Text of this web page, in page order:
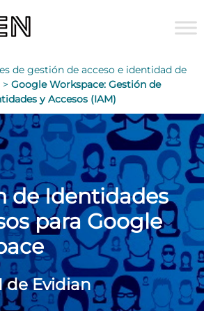
de gestión de acceso e identidad de
Google Workspace: Gestión de
y Accesos (IAM)
de Identidades
para Google
de Evidian